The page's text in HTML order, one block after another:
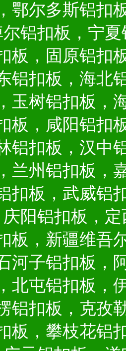
鄂尔多斯铝扣
铝扣板，宁
板，固原铝扣
铝扣板，海北
玉树铝扣板，
板，咸阳铝扣
铝扣板，汉中
兰州铝扣板，
扣板，武威铝
阳铝扣板，
板，新疆维吾
河子铝扣板，
北屯铝扣板，
铝扣板，克孜
板，攀枝花铝